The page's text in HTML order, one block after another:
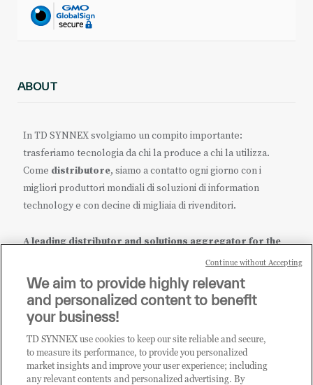
ABOUT
In TD SYNNEX svolgiamo un compito importante:
trasferiamo tecnologia da chi la produce a chi la utilizza.
Come distributore, siamo a contatto ogni giorno con i
migliori produttori mondiali di soluzioni di information
technology e con decine di migliaia di rivenditori.
A leading distributor and solutions aggregator for the
it.tdsynnex.com|eu.tdsynnex.com|tdsynnex.com
CATEGORIE
We aim to provide highly relevant
and personalized content to benefit
your business!
TD SYNNEX use cookies to keep our site reliable and secure,
to measure its performance, to provide you personalized
market insights and improve your user experience; including
any relevant contents and personalized advertising. By
Continue without Accepting